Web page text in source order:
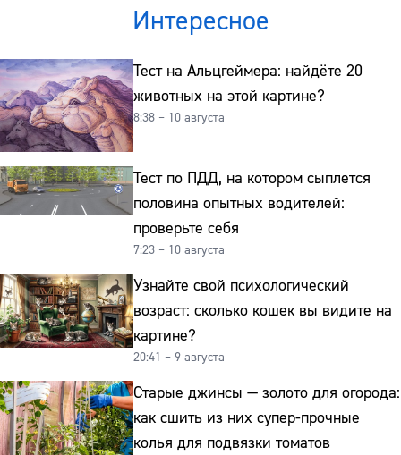
Интересное
Тест на Альцгеймера: найдёте 20
животных на этой картине?
8:38 – 10 августа
Тест по ПДД, на котором сыплется
половина опытных водителей:
проверьте себя
7:23 – 10 августа
Узнайте свой психологический
возраст: сколько кошек вы видите на
картине?
20:41 – 9 августа
Старые джинсы — золото для огорода:
как сшить из них супер-прочные
колья для подвязки томатов